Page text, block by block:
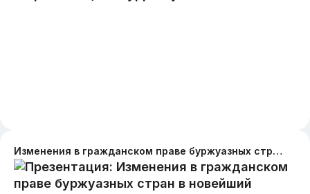
Изменения в гражданском праве буржуазных стран в новейший период